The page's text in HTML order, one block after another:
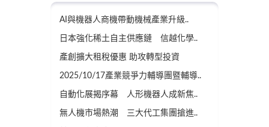
AI與機器人商機帶動機械產業升級..
日本強化稀土自主供應鏈 信越化學..
產創擴大租稅優惠 助攻轉型投資
2025/10/17產業競爭力輔導團暨輔導..
自動化展揭序幕 人形機器人成新焦..
無人機市場熱潮 三大代工集團搶進..